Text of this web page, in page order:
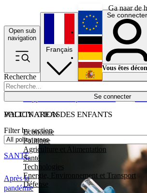
Ga naar de
Open sub
navigation
Recherche
Se connecter
POLICY AREAS
Economie
Politique
Agriculture et Alimentation
Santé
Technologies
Energie, Environnement et Transport
Défense
Économie
Français
English
Deutsch
Español
Se connecter
Vous êtes
VACCINATION DES ENFANTS
Filter by section
Après la
pandémie
SANTÉ